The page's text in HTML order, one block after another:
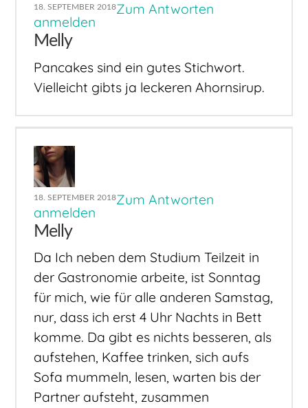
18. SEPTEMBER 2018Zum Antworten
anmelden
Melly
Pancakes sind ein gutes Stichwort.
Vielleicht gibts ja leckeren Ahornsirup.
18. SEPTEMBER 2018Zum Antworten
anmelden
Melly
Da Ich neben dem Studium Teilzeit in
der Gastronomie arbeite, ist Sonntag
für mich, wie für alle anderen Samstag,
nur, dass ich erst 4 Uhr Nachts in Bett
komme. Da gibt es nichts besseren, als
aufstehen, Kaffee trinken, sich aufs
Sofa mummeln, lesen, warten bis der
Partner aufsteht, zusammen